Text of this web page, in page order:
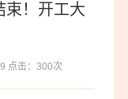
束！开工大
点击：300次